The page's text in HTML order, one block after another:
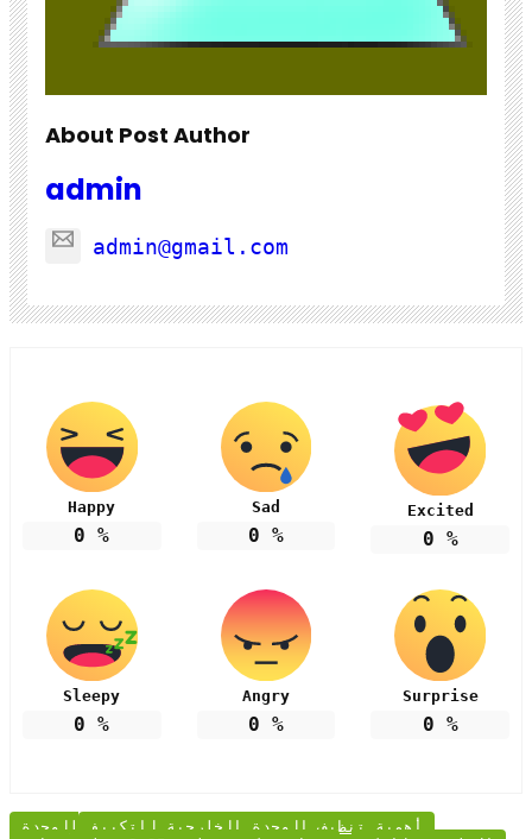
About Post Author
admin
admin@gmail.com
Happy
0 %
Sad
0 %
Excited
0 %
Sleepy
0 %
Angry
0 %
Surprise
0 %
أهمية تنظيف الوحدة الخارجية للتكييف
الوحدة